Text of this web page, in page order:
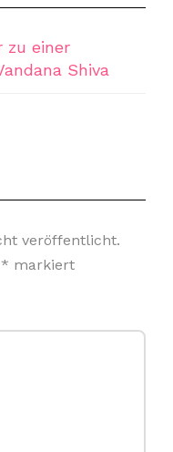
zu einer
Shiva
veröffentlicht.
* markiert